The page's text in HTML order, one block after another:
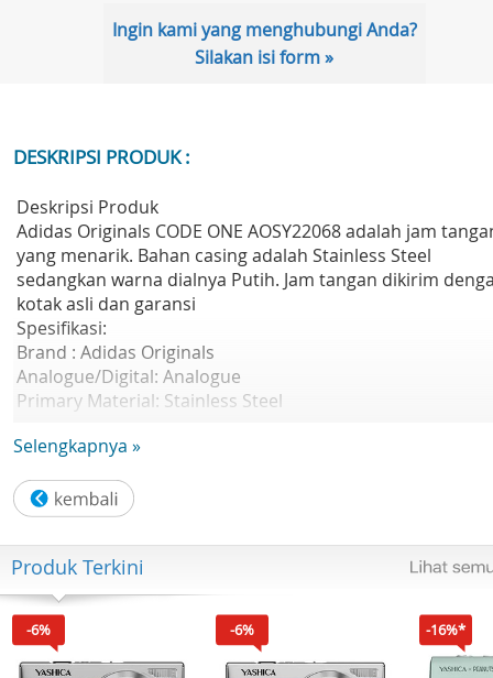
Ingin kami yang menghubungi Anda?
Silakan isi form »
DESKRIPSI PRODUK :
Deskripsi Produk
Adidas Originals CODE ONE AOSY22068 adalah jam
yang menarik. Bahan casing adalah Stainless Steel
sedangkan warna dialnya Putih. Jam tangan dikirim
kotak asli dan garansi
Spesifikasi:
Brand : Adidas Originals
Analogue/Digital: Analogue
Primary Material: Stainless Steel
Dial Colour: White
Movement: Quartz
Strap colour: Green
Strap Type: Rubber Strap
BARCODE: 840190028398
Garansi resmi 1 tahun
Kelengkapan paket: 1 x jam tangan, 1 x box original
1 x kartu garansi
Selengkapnya »
Produk Terkini
-6% -6% -16%*